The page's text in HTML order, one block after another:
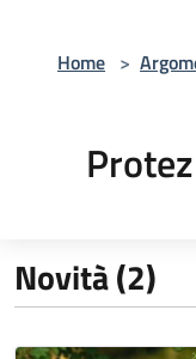
Home >
Novità (2)